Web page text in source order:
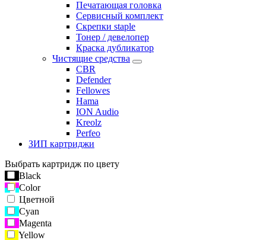
Печатающая головка
Сервисный комплект
Скрепки staple
Тонер / девелопер
Краска дубликатор
Чистящие средства
CBR
Defender
Fellowes
Hama
ION Audio
Kreolz
Perfeo
ЗИП картриджи
Выбрать картридж по цвету
Black
Color
Цветной
Cyan
Magenta
Yellow